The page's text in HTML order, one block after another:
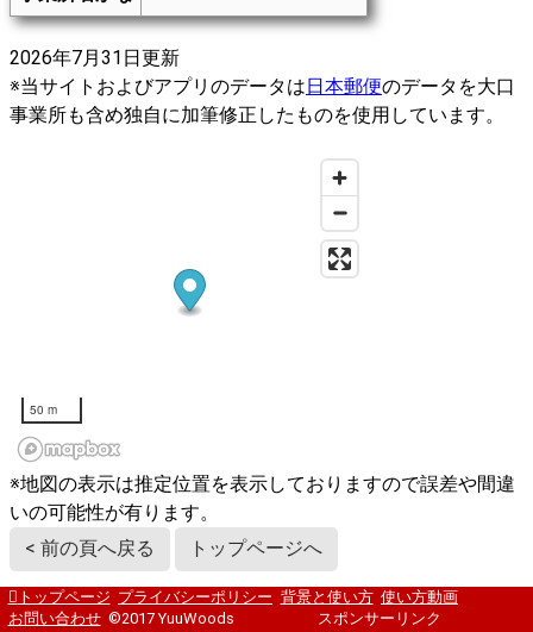
2026年7月31日更新
※当サイトおよびアプリのデータは日本郵便のデータを大口
事業所も含め独自に加筆修正したものを使用しています。
50 m
※地図の表示は推定位置を表示しておりますので誤差や間違
いの可能性が有ります。
< 前の頁へ戻る
トップページへ
トップページ プライバシーポリシー 背景と使い方 使い方動画
お問い合わせ ©2017 YuuWoods スポンサーリンク